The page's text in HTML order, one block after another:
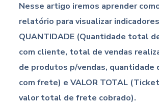
Nesse artigo iremos aprender
relatório para visualizar
QUANTIDADE (Quantidade total
com cliente, total de vendas
de produtos p/vendas, quantidade
com frete) e VALOR TOTAL
valor total de frete cobrado).